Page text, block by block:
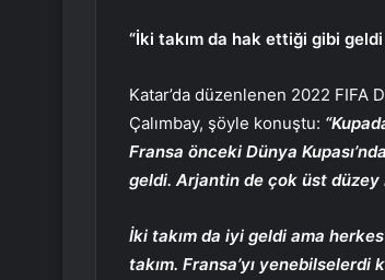
“İki takım da hak ettiği gibi
Katar’da düzenlenen 2022 FIFA
Çalımbay, şöyle konuştu:
Fransa önceki Dünya
geldi. Arjantin de çok üst düzey
İki takım da iyi geldi ama
takım. Fransa’yı yenebilselerdi